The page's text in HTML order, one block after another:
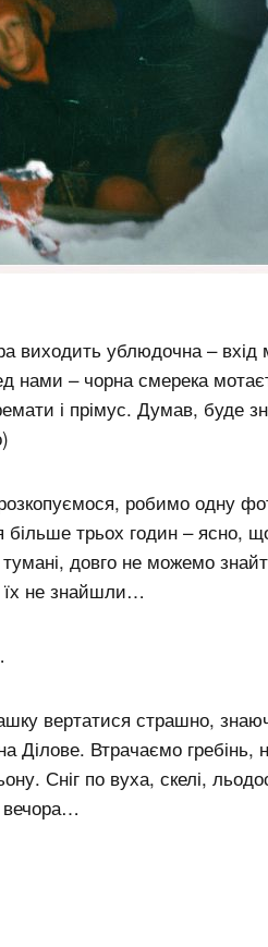
виходить ублюдочна –
– чорна смерека
і прімус. Думав, буде
робимо одну
більше трьох годин – ясно,
довго не можемо
їх не знайшли…
вертатися страшно,
Ділове. Втрачаємо гребінь,
Сніг по вуха, скелі,
вечора…